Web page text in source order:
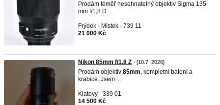
Prodám téměř nesehnatelný objektiv Sigma 135
mm f/1,8 D ...
Frýdek - Místek - 739 11
21 000 Kč
Nikon 85mm f/1.8 Z - [10.7. 2026]
Prodám objektiv 85mm, kompletní balení a
krabice. Jsem ...
Klatovy - 339 01
14 500 Kč